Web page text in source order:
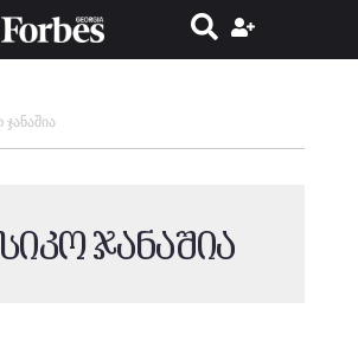
ჯანაშია
სიკო ჯანაშია